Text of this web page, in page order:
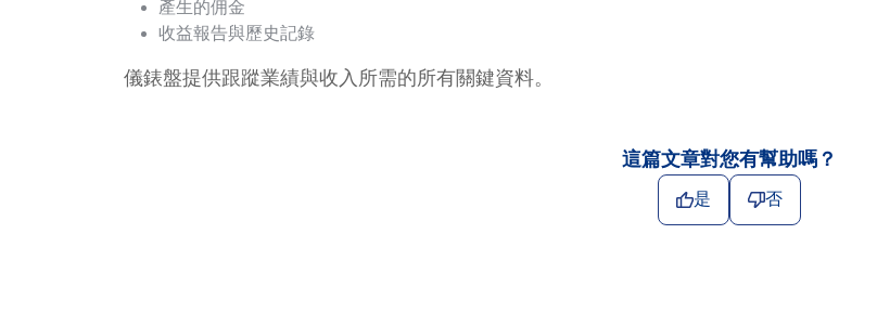
產生的佣金
收益報告與歷史記錄
儀錶盤提供跟蹤業績與收入所需的所有關鍵資料。
這篇文章對您有幫助嗎？
是 否